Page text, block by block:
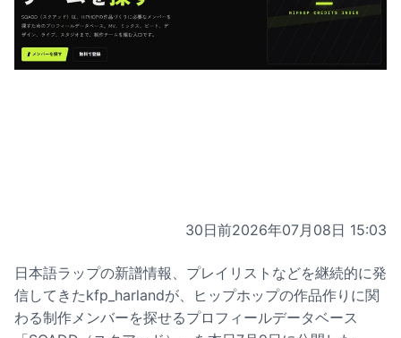
30日前2026年07月08日 15:03
日本語ラップの新譜情報、プレイリストなどを継続的に発
信してきたkfp_harlandが、ヒップホップの作品作りに関
わる制作メンバーを探せるプロフィールデータベース